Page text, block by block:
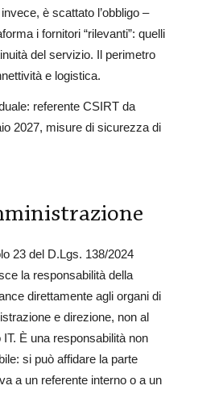
è scattato l’obbligo –
i fornitori “rilevanti”: quelli
del servizio. Il perimetro
e logistica.
referente CSIRT da
2027, misure di sicurezza di
23 del D.Lgs. 138/2024
la responsabilità della
direttamente agli organi di
e direzione, non al
IT. È una responsabilità non
si può affidare la parte
a un referente interno o a un